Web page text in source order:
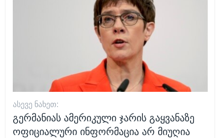
ᲐᲡᲔᲕᲔ ᲜᲐᲮᲔᲗ:
გერმანიას ამერიკული ჯარის გაყვანაზე
ოფიციალური ინფორმაცია არ მიუღია